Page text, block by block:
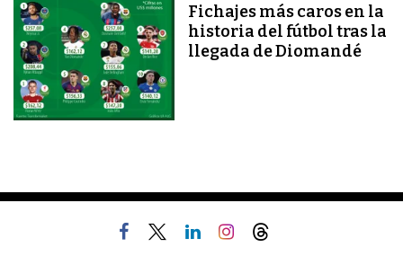
Fichajes más caros en la
historia del fútbol tras la
llegada de Diomandé